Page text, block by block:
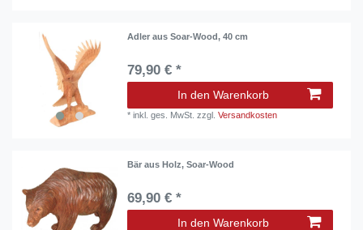
Adler aus Soar-Wood, 40 cm
79,90 € *
In den Warenkorb
*inkl. ges. MwSt. zzgl.Versandkosten
Bär aus Holz, Soar-Wood
69,90 € *
In den Warenkorb